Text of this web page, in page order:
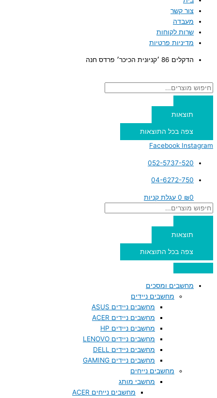
צור קשר
מעבדה
שרות לקוחות
מדיניות פרטיות
הדקלים 86 ׳קניונית הכיכר׳ פרדס חנה
תוצאות
צפה בכל התוצאות
Facebook Instagram
052-5737-520
04-6272-750
₪0
0 עגלת קניות
תוצאות
צפה בכל התוצאות
מחשבים ומסכים
מחשבים ניידים
מחשבים ניידים ASUS
מחשבים ניידים ACER
מחשבים ניידים HP
מחשבים ניידים LENOVO
מחשבים ניידים DELL
מחשבים ניידים GAMING
מחשבים נייחים
מחשבי מותג
מחשבים נייחים ACER